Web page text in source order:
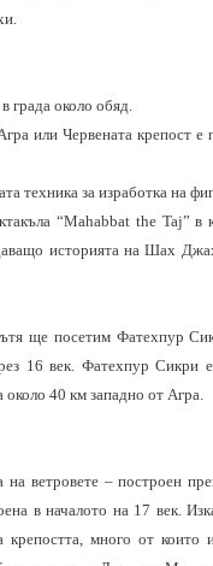
града около обяд.
или Червената крепост е
техника за изработка на
“Mahabbat the Taj” в
историята на Шах
ще посетим Фатехпур
16 век. Фатехпур
40 км западно от Агра.
ветровете – построен
в началото на 17 век.
крепостта, много от